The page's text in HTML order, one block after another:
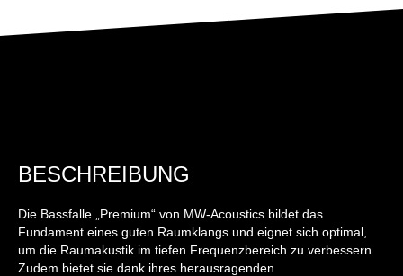
BESCHREIBUNG
Die Bassfalle „Premium“ von MW-Acoustics bildet das
Fundament eines guten Raumklangs und eignet sich optimal,
um die Raumakustik im tiefen Frequenzbereich zu verbessern.
Zudem bietet sie dank ihres herausragenden